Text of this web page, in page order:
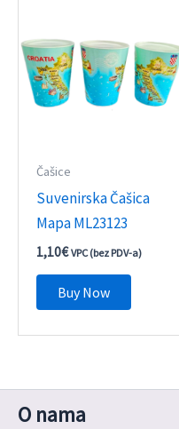
Čašice
Suvenirska Čašica
Mapa ML23123
1,10€ VPC (bez PDV-a)
Buy Now
O nama